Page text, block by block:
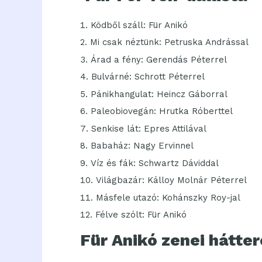
Ködből száll: Für Anikó
Mi csak néztünk: Petruska Andrással
Árad a fény: Gerendás Péterrel
Bulvárné: Schrott Péterrel
Pánikhangulat: Heincz Gáborral
Paleobiovegán: Hrutka Róberttel
Senkise lát: Epres Attilával
Babaház: Nagy Ervinnel
Víz és fák: Schwartz Dáviddal
Világbazár: Kálloy Molnár Péterrel
Másfele utazó: Kohánszky Roy-jal
Félve szólt: Für Anikó
Für Anikó zenei